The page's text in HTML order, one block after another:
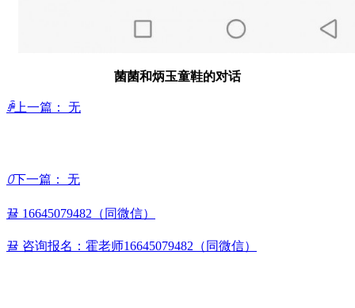
菌菌和炳玉童鞋的对话
ꄴ上一篇： 无
ꄲ下一篇： 无
뀰 16645079482（同微信）
뀰 咨询报名：霍老师16645079482（同微信）